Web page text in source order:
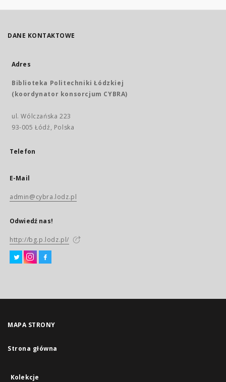
DANE KONTAKTOWE
Adres
Biblioteka Politechniki Łódzkiej
(koordynator konsorcjum CYBRA)
ul. Wólczańska 223
93-005 Łódź, Polska
Telefon
E-Mail
admin@cybra.lodz.pl
Odwiedź nas!
http://bg.p.lodz.pl/
MAPA STRONY
Strona główna
Kolekcje